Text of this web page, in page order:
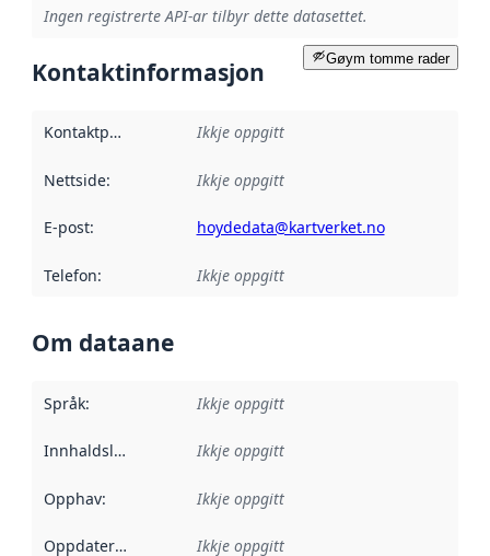
Ingen registrerte API-ar tilbyr dette datasettet.
Gøym tomme rader
Kontaktinformasjon
Kontaktpunkt Ikkje oppgitt
Nettside: Ikkje oppgitt
E-post: hoydedata@kartverket.no
Telefon: Ikkje oppgitt
Om dataane
Språk: Ikkje oppgitt
Innhaldsleverandørar :
Ikkje oppgitt
Opphav: Ikkje oppgitt
Oppdateringsfrekvens :
Ikkje oppgitt